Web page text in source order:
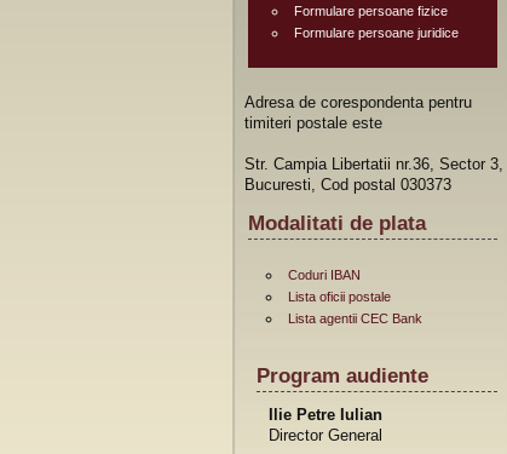
Formulare persoane fizice
Formulare persoane juridice
Adresa de corespondenta pentru
timiteri postale este
Str. Campia Libertatii nr.36, Sector 3,
Bucuresti, Cod postal 030373
Modalitati de plata
Coduri IBAN
Lista oficii postale
Lista agentii CEC Bank
Program audiente
Ilie Petre Iulian
Director General